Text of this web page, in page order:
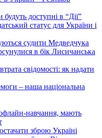
доступні в “Дії”
статус для України і
судити Медведчука
в бік Лисичанська
свідомості: як надати
– наша національна
офлайн-навчання, мають
зброю Україні